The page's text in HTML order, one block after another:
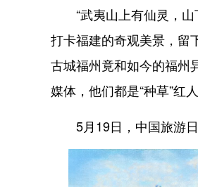
“武夷山上有仙灵，山
打卡福建的奇观美景，留
古城福州竟和如今的福州
媒体，他们都是“种草”红人
5月19日，中国旅游日